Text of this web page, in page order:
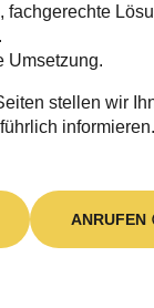
fachgerechte
Umsetzung.
stellen wir
informieren.
ANRUFEN